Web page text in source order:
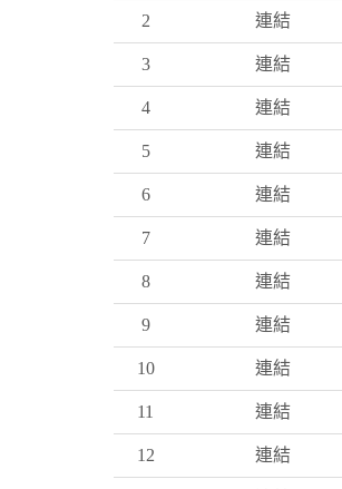
2 連結
3 連結
4 連結
5 連結
6 連結
7 連結
8 連結
9 連結
10 連結
11 連結
12 連結